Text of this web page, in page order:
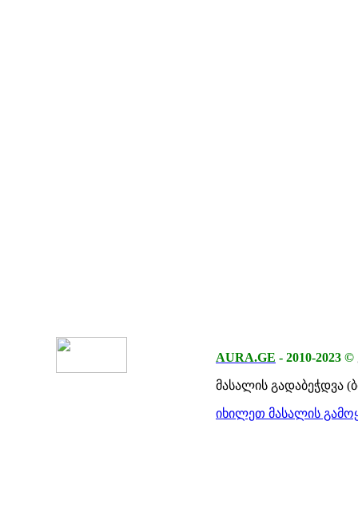
AURA.GE - 2010-2023 ©
მასალის გადაბეჭდვა
იხილეთ მასალის